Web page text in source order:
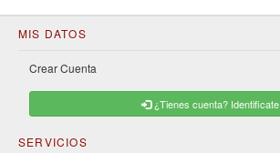
MIS DATOS
Crear Cuenta
¿Tienes cuenta? Identificate
SERVICIOS